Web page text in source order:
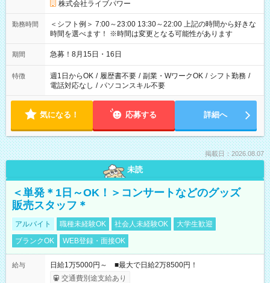
株式会社ライブパワー
勤務時間
＜シフト例＞ 7:00～23:00 13:30～22:00 上記の時間から好きな
時間を選べます！ ※時間は変更となる可能性があります
期間 急募！8月15日・16日
特徴 週1日からOK / 履歴書不要 / 副業・WワークOK / シフト勤務 /
電話対応なし / パソコンスキル不要
気になる！ 応募する 詳細へ
掲載日：2026.08.07
未読
＜単発＊1日～OK！＞コンサートなどのグッズ
販売スタッフ＊
アルバイト 職種未経験OK 社会人未経験OK
大学生歓迎
ブランクOK
WEB登録・面接OK
給与
日給1万5000円～ ■最大で日給2万8500円！
交通費別途支給あり